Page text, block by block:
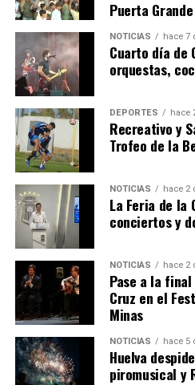
6º DÍA DE LAS FIESTAS
hace 5 días Huelvatv
QUINTA CORRIDA DE LAS
2026
hace 6 días· Huelvatv
Puerta Grande
NOTICIAS hace 7
Cuarto día de
orquestas,
DEPORTES hace
Recreativo y
Trofeo de la
NOTICIAS hace 2
La Feria de la
conciertos y
NOTICIAS hace 2
Pase a la
Cruz en el
Minas
NOTICIAS hace 5
Huelva
piromusical y